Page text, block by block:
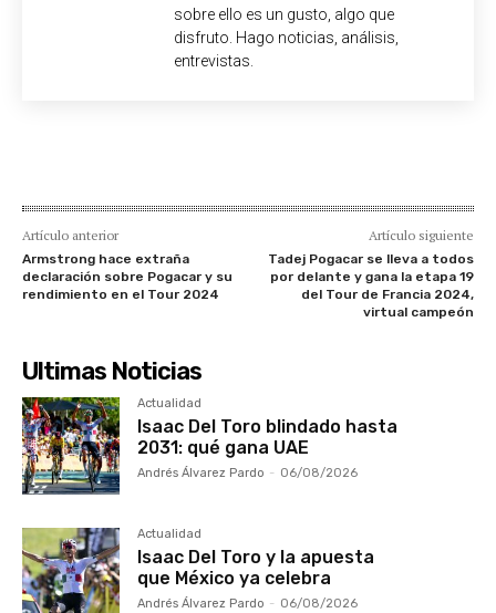
sobre ello es un gusto, algo que
disfruto. Hago noticias, análisis,
entrevistas.
Artículo anterior
Armstrong hace extraña
declaración sobre Pogacar y su
rendimiento en el Tour 2024
Artículo siguiente
Tadej Pogacar se lleva a todos
por delante y gana la etapa 19
del Tour de Francia 2024,
virtual campeón
Ultimas Noticias
Actualidad
Isaac Del Toro blindado hasta
2031: qué gana UAE
Andrés Álvarez Pardo - 06/08/2026
Actualidad
Isaac Del Toro y la apuesta
que México ya celebra
Andrés Álvarez Pardo - 06/08/2026